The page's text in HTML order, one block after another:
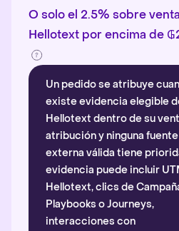
O solo el 2.5% sobre
Hellotext por encima de
Un pedido se atribuye
existe evidencia elegible
Hellotext dentro de su
atribución y ninguna fuente
externa válida tiene
evidencia puede incluir
Hellotext, clics de
Playbooks o Journeys,
interacciones con